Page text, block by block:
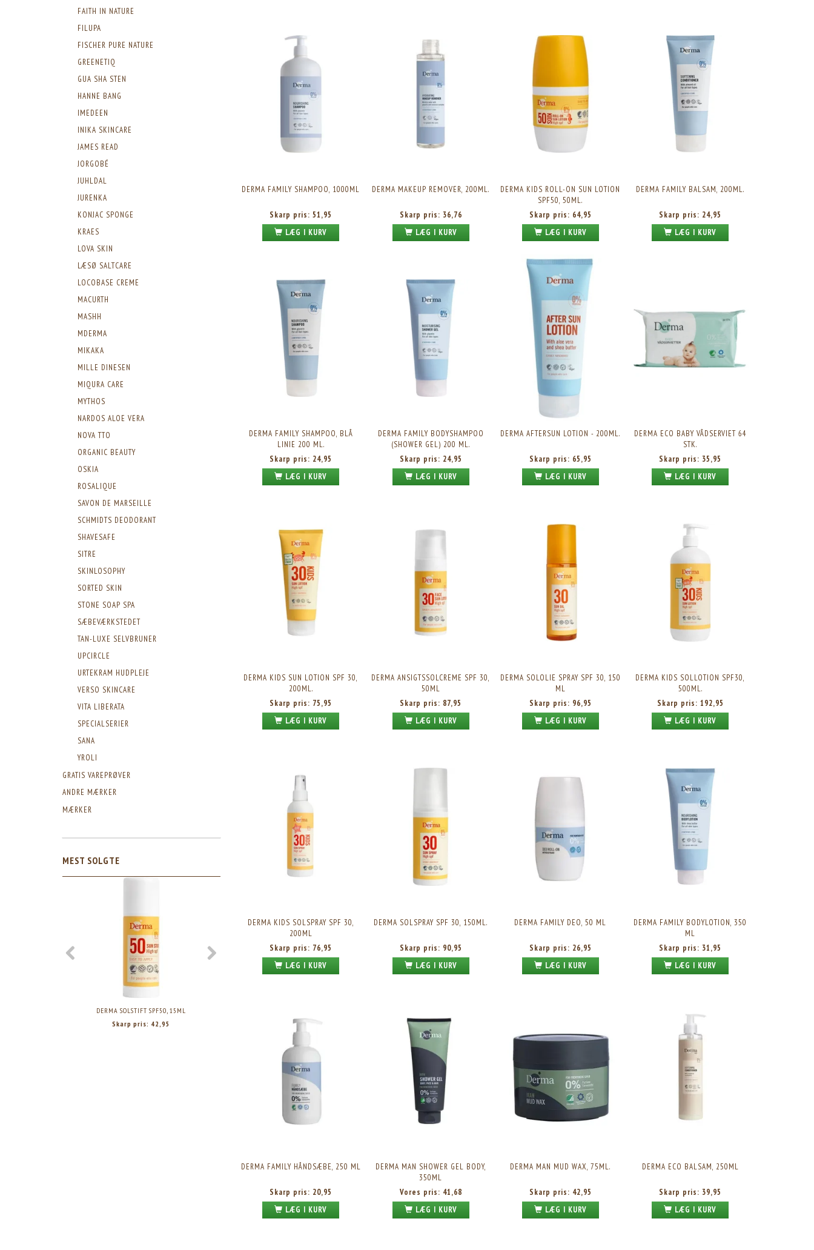
FAITH IN NATURE
FILUPA
FISCHER PURE NATURE
GREENETIQ
GUA SHA STEN
HANNE BANG
IMEDEEN
INIKA SKINCARE
JAMES READ
JORGOBÉ
JUHLDAL
JURENKA
KONJAC SPONGE
KRAES
LOVA SKIN
LÆSØ SALTCARE
LOCOBASE CREME
MACURTH
MASHH
MDERMA
MIKAKA
MILLE DINESEN
MIQURA CARE
MYTHOS
NARDOS ALOE VERA
NOVA TTO
ORGANIC BEAUTY
OSKIA
ROSALIQUE
SAVON DE MARSEILLE
SCHMIDTS DEODORANT
SHAVESAFE
SITRE
SKINLOSOPHY
SORTED SKIN
STONE SOAP SPA
SÆBEVÆRKSTEDET
TAN-LUXE SELVBRUNER
UPCIRCLE
URTEKRAM HUDPLEJE
VERSO SKINCARE
VITA LIBERATA
SPECIALSERIER
SANA
YROLI
GRATIS VAREPRØVER
ANDRE MÆRKER
MÆRKER
MEST SOLGTE
DERMA SOLSTIFT SPF50, 15ML
Skarp pris: 42,95
Skarp pris:
Skarp pris:
DERMA FAMILY SHAMPOO, 1000ML
Skarp pris:51,95
LÆG I KURV
DERMA MAKEUP REMOVER, 200ML.
Skarp pris: 36,76
LÆG I KURV
DERMA KIDS ROLL-ON SUN LOTION
SPF50, 50ML.
Skarp pris: 64,95
LÆG I KURV
DERMA FAMILY BALSAM, 200ML.
Skarp pris: 24,95
LÆG I KURV
DERMA FAMILY SHAMPOO, BLÅ
LINIE 200 ML.
Skarp pris: 24,95
LÆG I KURV
DERMA FAMILY BODYSHAMPOO
(SHOWER GEL) 200 ML.
Skarp pris: 24,95
LÆG I KURV
DERMA AFTERSUN LOTION - 200ML.
Skarp pris: 65,95
LÆG I KURV
DERMA ECO BABY VÅDSERVIET 64
STK.
Skarp pris: 35,95
LÆG I KURV
DERMA KIDS SUN LOTION SPF 30,
200ML.
Skarp pris: 75,95
LÆG I KURV
DERMA ANSIGTSSOLCREME SPF 30,
50ML
Skarp pris: 87,95
LÆG I KURV
DERMA SOLOLIE SPRAY SPF 30, 150
ML
Skarp pris: 96,95
LÆG I KURV
DERMA KIDS SOLLOTION SPF30,
500ML.
Skarp pris: 192,95
LÆG I KURV
DERMA KIDS SOLSPRAY SPF 30,
200ML
Skarp pris: 76,95
LÆG I KURV
DERMA SOLSPRAY SPF 30, 150ML.
Skarp pris: 90,95
LÆG I KURV
DERMA FAMILY DEO, 50 ML
Skarp pris: 26,95
LÆG I KURV
DERMA FAMILY BODYLOTION, 350
ML
Skarp pris: 31,95
LÆG I KURV
DERMA FAMILY HÅNDSÆBE, 250 ML
Skarp pris: 20,95
LÆG I KURV
DERMA MAN SHOWER GEL BODY,
350ML
Vores pris: 41,68
LÆG I KURV
DERMA MAN MUD WAX, 75ML.
Skarp pris: 42,95
LÆG I KURV
DERMA ECO BALSAM, 250ML
Skarp pris: 39,95
LÆG I KURV